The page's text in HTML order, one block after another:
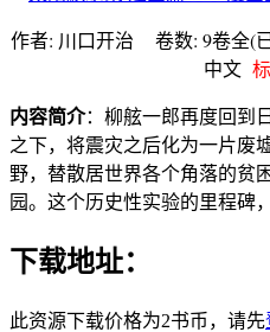
作者: 川口开治 卷数: 9卷
中文
内容简介：柳舷一郎再度回到
之下，将震灾之后化为一片废
野，替散居世界各个角落的贫
园。这个历史性实验的里程碑
下载地址：
此资源下载价格为2书币，请先